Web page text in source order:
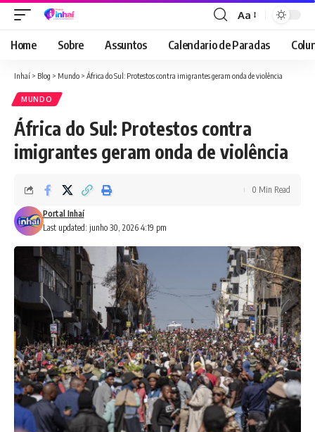
Font
Resizer
Aa
Home Sobre Assuntos Calendario de Paradas
Inhaí > Blog > Mundo > África do Sul: Protestos contra imigrantes geram onda de violência
MUNDO
África do Sul: Protestos contra
imigrantes geram onda de violência
Last updated: junho 30, 2026 4:19 pm
Portal Inhaí
0 Min Read